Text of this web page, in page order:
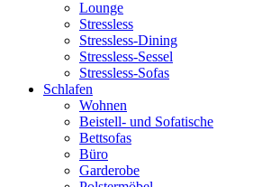
Lounge
Stressless
Stressless-Dining
Stressless-Sessel
Stressless-Sofas
Schlafen
Wohnen
Beistell- und Sofatische
Bettsofas
Büro
Garderobe